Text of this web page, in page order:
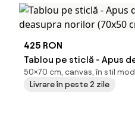
425 RON
Tablou pe sticlă - Apus
deasupra norilor (70x50
50×70 cm, canvas, în stil
Livrare în peste 2 zile